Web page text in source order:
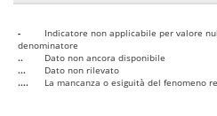
-
Indicatore non applicabile per valore
denominatore
..
Dato non ancora disponibile
...
Dato non rilevato
....
La mancanza o esiguità del fenomeno